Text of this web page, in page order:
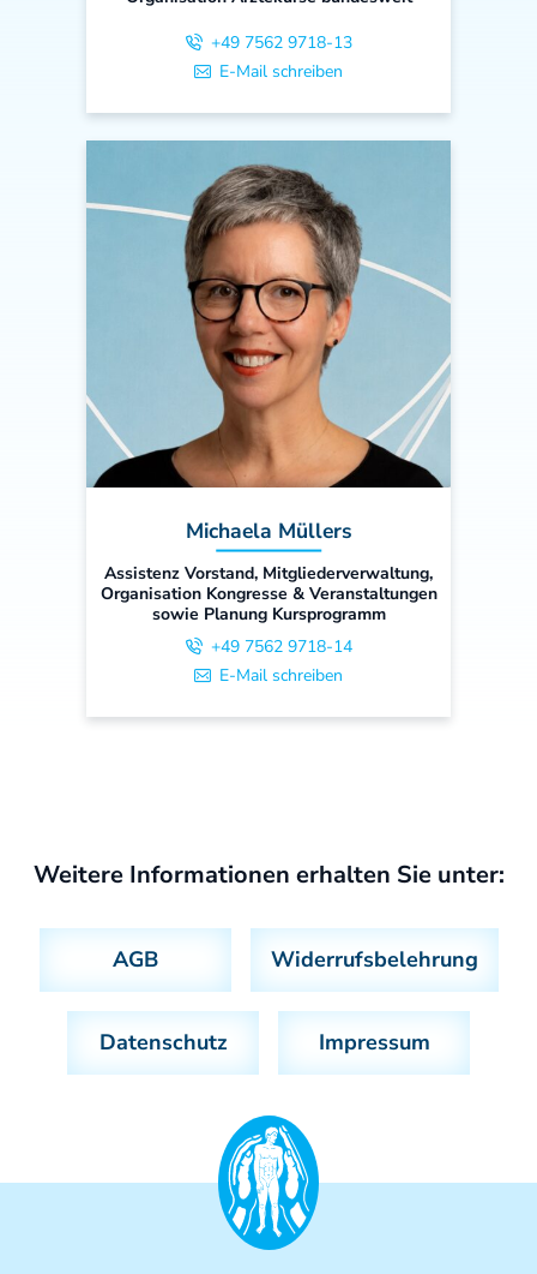
+49 7562 9718-13
E-Mail schreiben
Michaela Müllers
Assistenz Vorstand, Mitgliederverwaltung,
Organisation Kongresse & Veranstaltungen
sowie Planung Kursprogramm
+49 7562 9718-14
E-Mail schreiben
Weitere Informationen erhalten Sie unter:
AGB Widerrufsbelehrung
Datenschutz Impressum